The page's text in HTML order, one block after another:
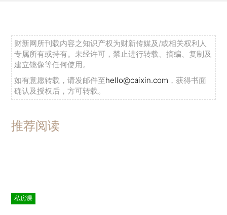
财新网所刊载内容之知识产权为财新传媒及/或相关权利人
专属所有或持有。未经许可，禁止进行转载、摘编、复制及
建立镜像等任何使用。
如有意愿转载，请发邮件至hello@caixin.com ，获得书面
确认及授权后，方可转载。
推荐阅读
私房课